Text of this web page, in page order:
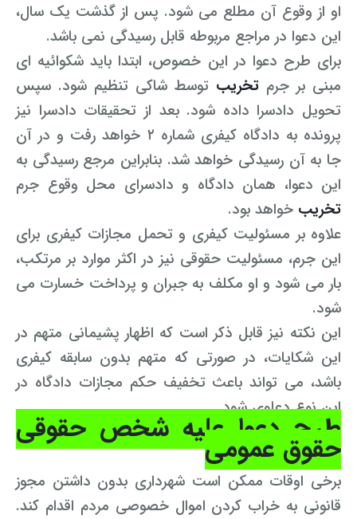
او از وقوع آن مطلع می شود. پس از گذشت یک سال،
این دعوا در مراجع مربوطه قابل رسیدگی نمی باشد.
برای طرح دعوا در این خصوص، ابتدا باید شکوائیه ای
مبنی بر جرم تخریب توسط شاکی تنظیم شود. سپس
تحویل دادسرا داده شود. بعد از تحقیقات دادسرا نیز
پرونده به دادگاه کیفری شماره ۲ خواهد رفت و در آن
جا به آن رسیدگی خواهد شد. بنابراین مرجع رسیدگی به
این دعوا، همان دادگاه و دادسرای محل وقوع جرم
تخریب خواهد بود.
علاوه بر مسئولیت کیفری و تحمل مجازات کیفری برای
این جرم، مسئولیت حقوقی نیز در اکثر موارد بر مرتکب،
بار می شود و او مکلف به جبران و پرداخت خسارت می
شود.
این نکته نیز قابل ذکر است که اظهار پشیمانی متهم در
این شکایات، در صورتی که متهم بدون سابقه کیفری
باشد، می تواند باعث تخفیف حکم مجازات دادگاه در
این نوع دعاوی شود.
طرح دعوا علیه شخص حقوقی
حقوق عمومی
برخی اوقات ممکن است شهرداری بدون داشتن مجوز
قانونی به خراب کردن اموال خصوصی مردم اقدام کند.